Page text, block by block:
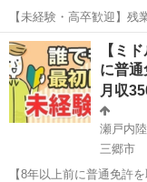
【未経験・高卒歓迎】
休み／出退勤時間は柔軟に調整可能です
る事務のお仕事です。具
ます。 ・グリーンサイト
埼玉 三郷市 三
【ミ
に普
月収
瀬戸内
三郷市
【8年以上前に普通免許